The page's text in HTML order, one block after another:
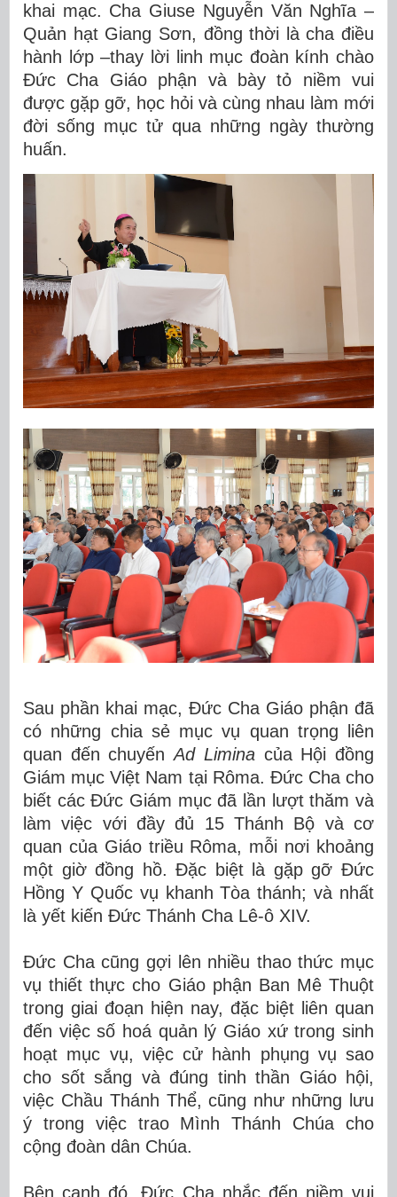
khai mạc. Cha Giuse Nguyễn Văn Nghĩa –
Quản hạt Giang Sơn, đồng thời là cha điều
hành lớp –thay lời linh mục đoàn kính chào
Đức Cha Giáo phận và bày tỏ niềm vui
được gặp gỡ, học hỏi và cùng nhau làm mới
đời sống mục tử qua những ngày thường
huấn.
Sau phần khai mạc, Đức Cha Giáo phận đã
có những chia sẻ mục vụ quan trọng liên
quan đến chuyếnAd Liminacủa Hội đồng
Giám mục Việt Nam tại Rôma. Đức Cha cho
biết các Đức Giám mục đã lần lượt thăm và
làm việc với đầy đủ 15 Thánh Bộ và cơ
quan của Giáo triều Rôma, mỗi nơi khoảng
một giờ đồng hồ. Đặc biệt là gặp gỡ Đức
Hồng Y Quốc vụ khanh Tòa thánh; và nhất
là yết kiến Đức Thánh Cha Lê-ô XIV.
Đức Cha cũng gợi lên nhiều thao thức mục
vụ thiết thực cho Giáo phận Ban Mê Thuột
trong giai đoạn hiện nay, đặc biệt liên quan
đến việc số hoá quản lý Giáo xứ trong sinh
hoạt mục vụ, việc cử hành phụng vụ sao
cho sốt sắng và đúng tinh thần Giáo hội,
việc Chầu Thánh Thể, cũng như những lưu
ý trong việc trao Mình Thánh Chúa cho
cộng đoàn dân Chúa.
Bên cạnh đó, Đức Cha nhắc đến niềm vui